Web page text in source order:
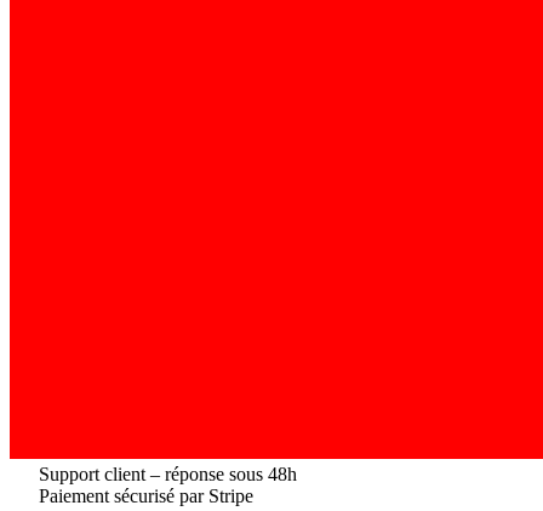
Support client – réponse sous 48h
Paiement sécurisé par Stripe